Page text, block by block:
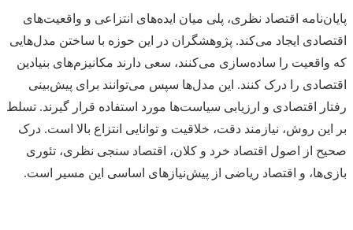
پایان‌نامه اقتصاد نظری، پلی میان ایده‌های انتزاعی و واقعیت‌های
اقتصادی ایجاد می‌کند. پژوهشگران در این حوزه با ساختن مدل‌هایی
که واقعیت را ساده‌سازی می‌کنند، سعی دارند مکانیزم‌های بنیادین
اقتصادی را درک کنند. این مدل‌ها سپس می‌توانند برای پیش‌بینی
رفتار اقتصادی و ارزیابی سیاست‌ها مورد استفاده قرار گیرند. تسلط
بر این روش، نیازمند دقت، خلاقیت و توانایی انتزاع بالا است. درک
صحیح از اصول اقتصاد خرد و کلان، اقتصاد سنجی نظری، تئوری
بازی‌ها، و اقتصاد ریاضی از پیش‌نیازهای اساسی این مسیر است.